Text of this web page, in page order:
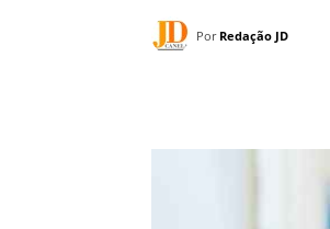
Por Redação JD